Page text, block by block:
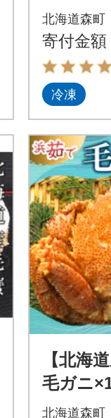
前後×2尾
北海道森町
寄付金額
冷凍
【北海
毛ガニ
北海道森町